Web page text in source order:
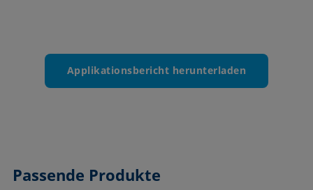
Applikationsbericht herunterladen
Passende Produkte